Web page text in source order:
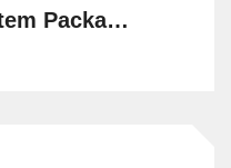
SYPA AG System Packaging